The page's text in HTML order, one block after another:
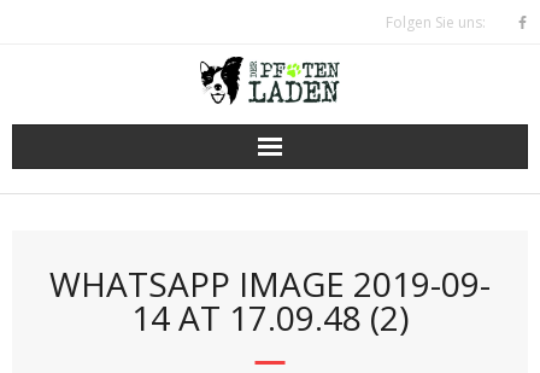
Folgen Sie uns:
WHATSAPP IMAGE 2019-09-
14 AT 17.09.48 (2)